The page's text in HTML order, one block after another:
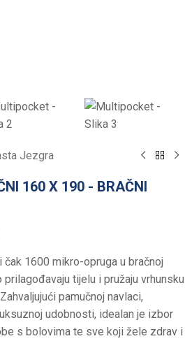
Jezgra
160 X 190 - BRAČNI
1600 mikro-opruga u bračnoj
tijelu i pružaju vrhunsku
pamučnoj navlaci,
udobnosti, idealan je izbor
s bolovima te sve koji žele zdrav i